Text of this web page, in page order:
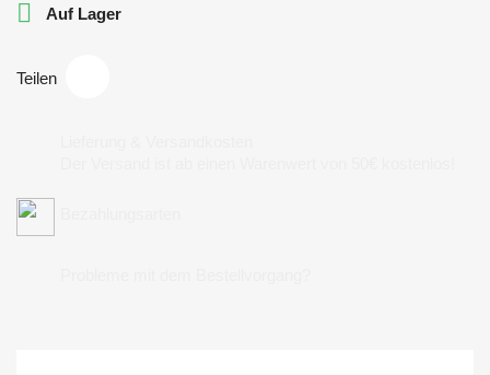
 Auf Lager
Teilen